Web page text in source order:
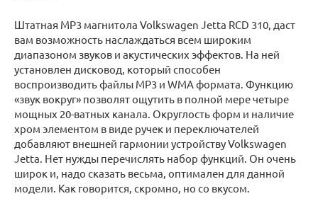
Штатная МР3 магнитола Volkswagen Jetta RCD 310, даст
вам возможность наслаждаться всем широким
диапазоном звуков и акустических эффектов. На ней
установлен дисковод, который способен
воспроизводить файлы МР3 и WMA формата. Функцию
«звук вокруг» позволят ощутить в полной мере четыре
мощных 20-ватных канала. Округлость форм и наличие
хром элементом в виде ручек и переключателей
добавляют внешней гармонии устройству Volkswagen
Jetta. Нет нужды перечислять набор функций. Он очень
широк и, надо сказать весьма, оптимален для данной
модели. Как говорится, скромно, но со вкусом.